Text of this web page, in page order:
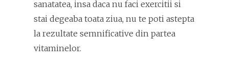
sanatatea, insa daca nu faci exercitii si
stai degeaba toata ziua, nu te poti astepta
la rezultate semnificative din partea
vitaminelor.